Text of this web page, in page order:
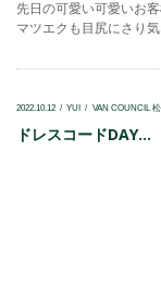
先日の可愛い可愛いお
マツエクも目尻にさり
2022.10.12 YUI VAN COUNCIL
ドレスコードDAY...